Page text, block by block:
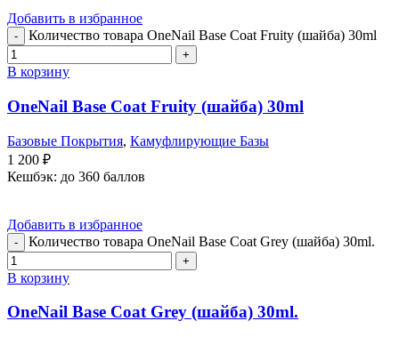
Добавить в избранное
Количество товара OneNail Base Coat Fruity (шайба) 30ml
В корзину
OneNail Base Coat Fruity (шайба) 30ml
Базовые Покрытия, Камуфлирующие Базы
1 200 ₽
Кешбэк: до 360 баллов
Добавить в избранное
Количество товара OneNail Base Coat Grey (шайба) 30ml.
В корзину
OneNail Base Coat Grey (шайба) 30ml.